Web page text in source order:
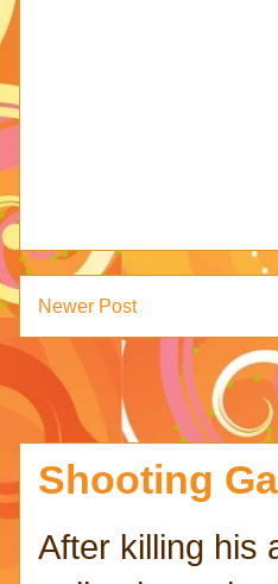
Newer Post
Shooting
After killing his